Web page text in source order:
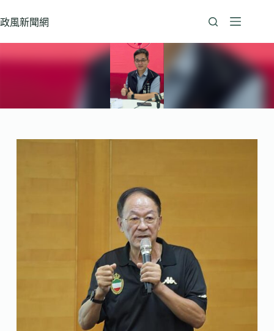
至
政風新聞網